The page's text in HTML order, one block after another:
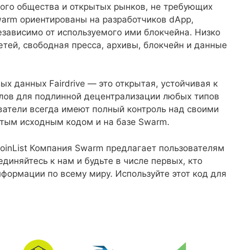
общества и открытых рынков, не требующих
ориентированы на разработчиков dApp,
от используемого ими блокчейна. Низко
свободная пресса, архивы, блокчейн и данные
данных Fairdrive — это открытая, устойчивая к
для подлинной децентрализации любых типов
всегда имеют полный контроль над своими
исходным кодом и на базе Swarm.
Компания Swarm предлагает пользователям
к нам и будьте в числе первых, кто
по всему миру. Используйте этот код для